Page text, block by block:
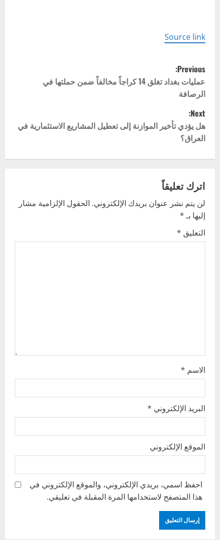
Source link
P
o
s
t
n
v
i
g
Previous:
عمليات بغداد تغلق 14 كراجاً مخالفاً ضمن حملتها في
الرصافة
Next:
هل يؤدي تأخير الموازنة إلى تعطيل المشاريع الاستثمارية في
العراق؟
اترك تعليقاً
لن يتم نشر عنوان بريدك الإلكتروني. الحقول الإلزامية مشار
إليها بـ*
التعليق *
الاسم *
البريد الإلكتروني *
الموقع الإلكتروني
احفظ اسمي، بريدي الإلكتروني، والموقع الإلكتروني في
هذا المتصفح لاستخدامها المرة المقبلة في تعليقي.